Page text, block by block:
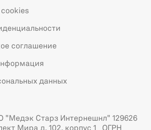
соглашение
данных
"Медэк Старз Интернешнл" 129626
Мира д. 102, корпус 1 ОГРН